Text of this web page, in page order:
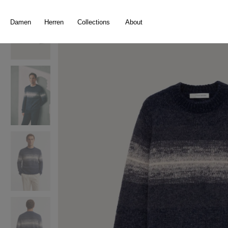
Damen Herren Collections About